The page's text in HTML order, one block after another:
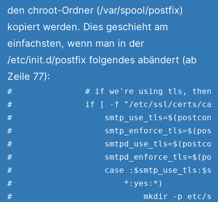
den chroot-Ordner (/var/spool/postfix)
kopiert werden. Dies geschieht am
einfachsten, wenn man in der
/etc/init.d/postfix folgendes abändert (ab
Zeile 77):
#               # if we're using tls, then
#               if [ -f "/etc/ssl/certs/ca-
#                   smtp_use_tls=$(postconf
#
#                   smtpd_use_tls=$(postconf
#
#                   case
#                       *:yes:*)
#                           mkdir -p etc/